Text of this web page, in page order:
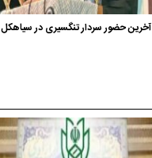
آخرین حضور سردار تنگسیری در سیاهکل